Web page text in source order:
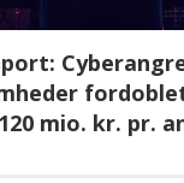
mio. kr. pr.